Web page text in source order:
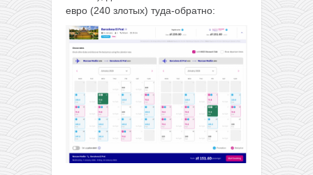
евро (240 злотых) туда-обратно: